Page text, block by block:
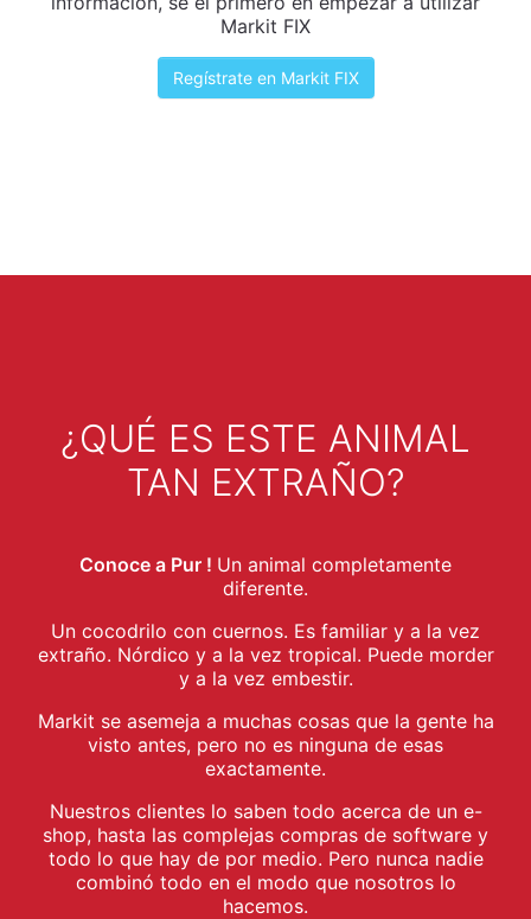
Markit FIX
Regístrate en Markit FIX
¿QUÉ ES ESTE ANIMAL
TAN EXTRAÑO?
Conoce a Pur ! Un animal completamente
diferente.
Un cocodrilo con cuernos. Es familiar y a la vez
extraño. Nórdico y a la vez tropical. Puede morder
y a la vez embestir.
Markit se asemeja a muchas cosas que la gente ha
visto antes, pero no es ninguna de esas
exactamente.
Nuestros clientes lo saben todo acerca de un e-
shop, hasta las complejas compras de software y
todo lo que hay de por medio. Pero nunca nadie
combinó todo en el modo que nosotros lo
hacemos.